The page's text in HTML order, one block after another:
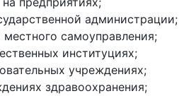
администрации;
местного самоуправления;
институциях;
учреждениях;
здравоохранения;